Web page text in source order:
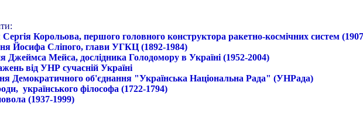
Сергія Корольова, першого головного конструктора ракетно-космічних систем
Йосифа Сліпого, глави УГКЦ (1892-1984)
Джеймса Мейса, дослідника Голодомору в Україні (1952-2004)
від УНР сучасній Україні
Демократичного об'єднання "Українська Національна Рада" (УНРада)
українського філософа (1722-1794)
(1937-1999)